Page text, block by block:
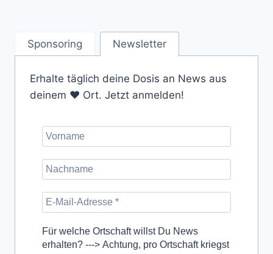
Sponsoring Newsletter
Erhalte täglich deine Dosis an News aus
deinem ❤️ Ort. Jetzt anmelden!
Für welche Ortschaft willst Du News
erhalten? ---> Achtung, pro Ortschaft kriegst